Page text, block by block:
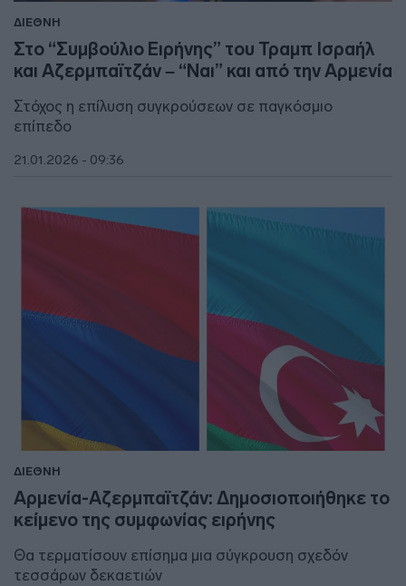
ΔΙΕΘΝΗ
Στο “Συμβούλιο Ειρήνης” του Τραμπ Ισραήλ
και Αζερμπαϊτζάν – “Ναι” και από την Αρμενία
Στόχος η επίλυση συγκρούσεων σε παγκόσμιο
επίπεδο
21.01.2026 - 09:36
ΔΙΕΘΝΗ
Αρμενία-Αζερμπαϊτζάν: Δημοσιοποιήθηκε το
κείμενο της συμφωνίας ειρήνης
Θα τερματίσουν επίσημα μια σύγκρουση σχεδόν
τεσσάρων δεκαετιών